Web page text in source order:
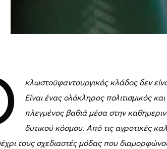
κλωστοϋφαντουργικός κλάδος δεν
Είναι ένας ολόκληρος πολιτισμικός
πλεγμένος βαθιά μέσα στην
δυτικού κόσμου. Από τις αγροτικές
τους σχεδιαστές μόδας που